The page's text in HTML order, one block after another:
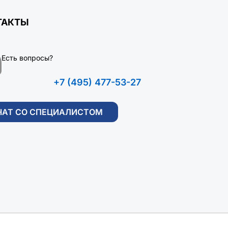
Есть вопросы?
+7 (495) 477-53-27
СО СПЕЦИАЛИСТОМ